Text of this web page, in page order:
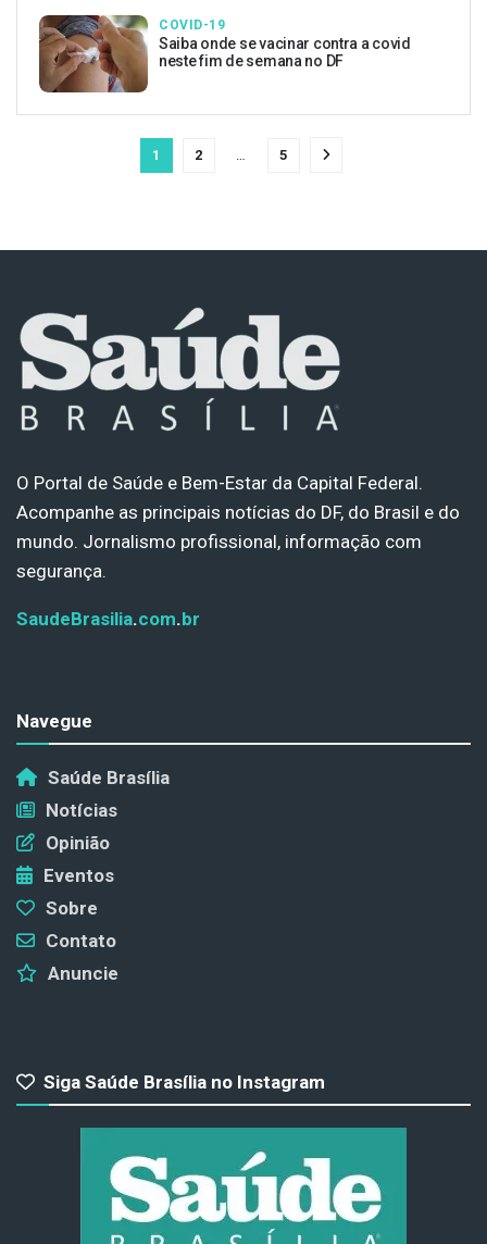
COVID-19
Saiba onde se vacinar contra a covid
neste fim de semana no DF
1 2 … 5
O Portal de Saúde e Bem-Estar da Capital Federal.
Acompanhe as principais notícias do DF, do Brasil e do
mundo. Jornalismo profissional, informação com
segurança.
SaudeBrasilia.com.br
Navegue
Saúde Brasília
Notícias
Opinião
Eventos
Sobre
Contato
Anuncie
Siga Saúde Brasília no Instagram